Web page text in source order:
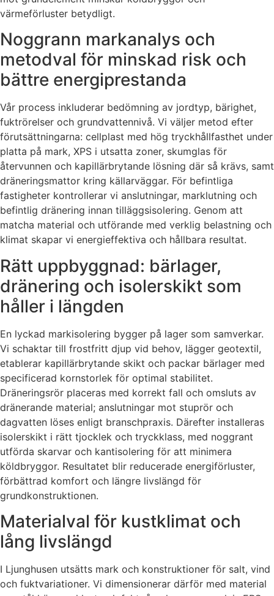
värmeförluster betydligt.
Noggrann markanalys och
metodval för minskad risk och
bättre energiprestanda
Vår process inkluderar bedömning av jordtyp, bärighet,
fuktrörelser och grundvattennivå. Vi väljer metod efter
förutsättningarna: cellplast med hög tryckhållfasthet under
platta på mark, XPS i utsatta zoner, skumglas för
återvunnen och kapillärbrytande lösning där så krävs, samt
dräneringsmattor kring källarväggar. För befintliga
fastigheter kontrollerar vi anslutningar, marklutning och
befintlig dränering innan tilläggsisolering. Genom att
matcha material och utförande med verklig belastning och
klimat skapar vi energieffektiva och hållbara resultat.
Rätt uppbyggnad: bärlager,
dränering och isolerskikt som
håller i längden
En lyckad markisolering bygger på lager som samverkar.
Vi schaktar till frostfritt djup vid behov, lägger geotextil,
etablerar kapillärbrytande skikt och packar bärlager med
specificerad kornstorlek för optimal stabilitet.
Dräneringsrör placeras med korrekt fall och omsluts av
dränerande material; anslutningar mot stuprör och
dagvatten löses enligt branschpraxis. Därefter installeras
isolerskikt i rätt tjocklek och tryckklass, med noggrant
utförda skarvar och kantisolering för att minimera
köldbryggor. Resultatet blir reducerade energiförluster,
förbättrad komfort och längre livslängd för
grundkonstruktionen.
Materialval för kustklimat och
lång livslängd
I Ljunghusen utsätts mark och konstruktioner för salt, vind
och fuktvariationer. Vi dimensionerar därför med material